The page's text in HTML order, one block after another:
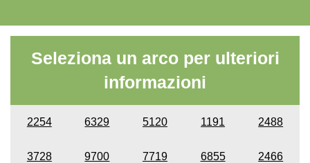
Seleziona un arco per ulteriori
informazioni
2254 6329 5120 1191 2488
3728 9700 7719 6855 2466